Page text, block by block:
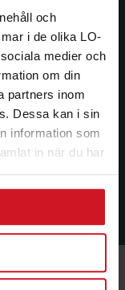
och
i de olika LO-
medier och
om din
partners inom
Dessa kan i sin
information som
in när du har